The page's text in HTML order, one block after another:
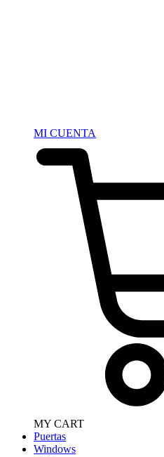
MI CUENTA
MY CART
Puertas
Windows